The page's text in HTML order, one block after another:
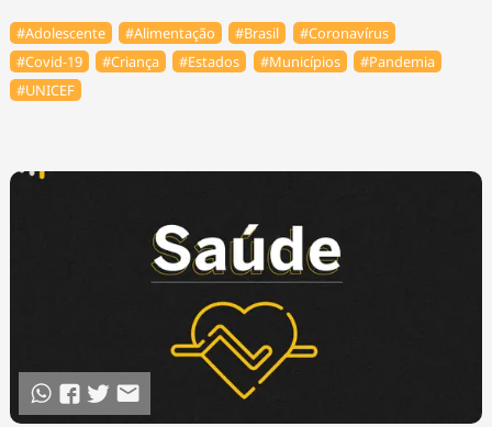
#Adolescente #Alimentação #Brasil
#Coronavírus
#Covid-19
#Criança #Estados #Municípios
#Pandemia
#UNICEF